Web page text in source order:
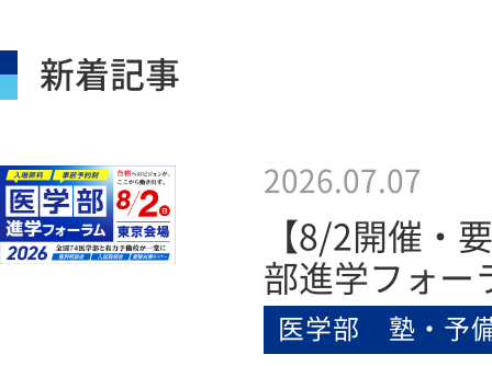
新着記事
医学部 塾・予
2026.07.07
【8/2開催・
部進学フォ